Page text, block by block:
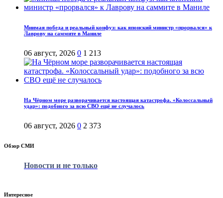
Мнимая победа и реальный конфуз: как японский министр «прорвался» к
Лаврову на саммите в Маниле
06 август, 2026 0 1 213
На Чёрном море разворачивается настоящая катастрофа. «Колоссальный
удар»: подобного за всю СВО ещё не случалось
06 август, 2026 0 2 373
Обзор СМИ
Новости и не только
Интересное